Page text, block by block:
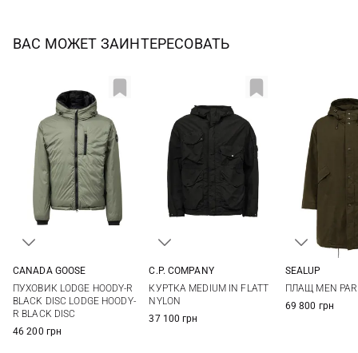
ВАС МОЖЕТ ЗАИНТЕРЕСОВАТЬ
3XL
CANADA GOOSE
ПУХОВИК LODGE HOODY-R
BLACK DISC LODGE HOODY-
R BLACK DISC
46 200 грн
C.P. COMPANY
КУРТКА MEDIUM IN FLATT
NYLON
37 100 грн
SEALUP
ПЛАЩ MEN
69 800 грн